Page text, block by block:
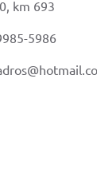
km 693
5986